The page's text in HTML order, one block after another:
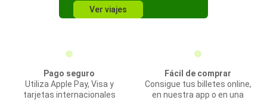
Ver viajes
Pago seguro
Utiliza Apple Pay, Visa y
tarjetas internacionales
Fácil de comprar
Consigue tus billetes online,
en nuestra app o en una